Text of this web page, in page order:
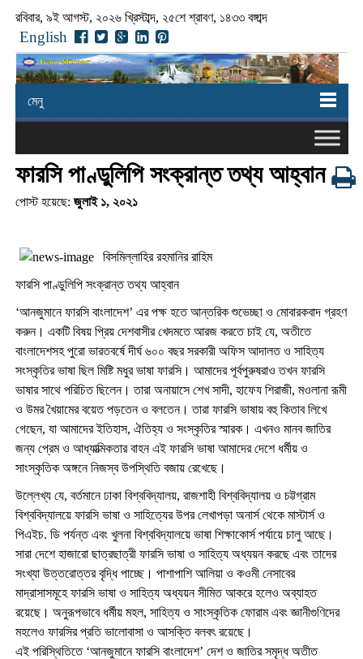
রবিবার, ৯ই আগস্ট, ২০২৬ খ্রিস্টাব্দ, ২৫শে শ্রাবণ, ১৪৩৩ বঙ্গাব্দ
English
মেনু
ফারসি পাণ্ডুলিপি সংক্রান্ত তথ্য আহ্বান
পোস্ট হয়েছে: জুলাই ১, ২০২১
বিসমিল্লাহির রহমানির রাহিম
ফারসি পাণ্ডুলিপি সংক্রান্ত তথ্য আহ্বান
‘আনজুমানে ফারসি বাংলাদেশ’ এর পক্ষ হতে আন্তরিক শুভেচ্ছা ও মোবারকবাদ গ্রহণ
করুন। একটি বিষয় প্রিয় দেশবাসীর খেদমতে আরজ করতে চাই যে, অতীতে
বাংলাদেশসহ পুরো ভারতবর্ষে দীর্ঘ ৬০০ বছর সরকারী অফিস আদালত ও সাহিত্য
সংস্কৃতির ভাষা ছিল মিষ্টি মধুর ভাষা ফারসি। আমাদের পূর্বপুরুষরাও তখন ফারসি
ভাষার সাথে পরিচিত ছিলেন। তারা অনায়াসে শেখ সাদী, হাফেয শিরাজী, মওলানা রূমী
ও উমর খৈয়ামের বয়েত পড়তেন ও বলতেন। তারা ফারসি ভাষায় বহু কিতাব লিখে
গেছেন, যা আমাদের ইতিহাস, ঐতিহ্য ও সংস্কৃতির স্মারক। এখনও মানব জাতির
জন্য প্রেম ও আধ্যাত্মিকতার বাহন এই ফারসি ভাষা আমাদের দেশে ধর্মীয় ও
সাংস্কৃতিক অঙ্গনে নিজস্ব উপস্থিতি বজায় রেখেছে।
উল্লেখ্য যে, বর্তমানে ঢাকা বিশ্ববিদ্যালয়, রাজশাহী বিশ্ববিদ্যালয় ও চট্টগ্রাম
বিশ্ববিদ্যালয়ে ফারসি ভাষা ও সাহিত্যের উপর লেখাপড়া অনার্স থেকে মাস্টার্স ও
পিএইচ. ডি পর্যন্ত এবং খুলনা বিশ্ববিদ্যালয়ে ভাষা শিক্ষাকোর্স পর্যায়ে চালু আছে।
সারা দেশে হাজারো ছাত্রছাত্রী ফারসি ভাষা ও সাহিত্য অধ্যয়ন করছে এবং তাদের
সংখ্যা উত্তরোত্তর বৃদ্ধি পাচ্ছে। পাশাপাশি আলিয়া ও কওমী নেসাবের
মাদ্রাসাসমূহে ফারসি ভাষা ও সাহিত্য অধ্যয়ন সীমিত আকরে হলেও অব্যাহত
রয়েছে। অনুরূপভাবে ধর্মীয় মহল, সাহিত্য ও সাংস্কৃতিক ফোরাম এবং জ্ঞানীগুণিদের
মহলেও ফারসির প্রতি ভালোবাসা ও আসক্তি বলবৎ রয়েছে।
এই পরিস্থিতিতে ‘আনজুমানে ফারসি বাংলাদেশ’ দেশ ও জাতির সমৃদ্ধ অতীত